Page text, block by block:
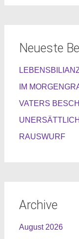
Neueste
IM
VATERS
UNERSÄTTLICH
RAUSWURF
Archive
August 2026